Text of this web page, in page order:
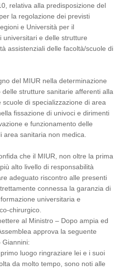
relativa alla predisposizione del
la regolazione dei previsti
e Università per il
universitari e delle strutture
assistenziali delle facoltà/scuole di
del MIUR nella determinazione
strutture sanitarie afferenti alla
di specializzazione di area
fissazione di univoci e dirimenti
e funzionamento delle
area sanitaria non medica.
che il MIUR, non oltre la prima
alto livello di responsabilità
adeguato riscontro alle presenti
connessa la garanzia di
universitaria e
chirurgico.
al Ministro – Dopo ampia ed
approva la seguente
Giannini:
luogo ringraziare lei e i suoi
da molto tempo, sono noti alle